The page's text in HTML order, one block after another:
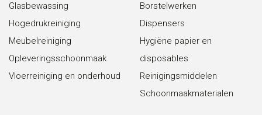
Glasbewassing
Hogedrukreiniging
Meubelreiniging
Opleveringsschoonmaak
Vloerreiniging en onderhoud
Borstelwerken
Dispensers
Hygiëne papier en
disposables
Reinigingsmiddelen
Schoonmaakmaterialen